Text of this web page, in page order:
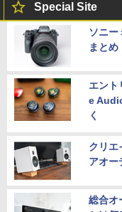
Special Site
ソニー
まとめ
エン
e
く
クリエ
アオー
総合オ